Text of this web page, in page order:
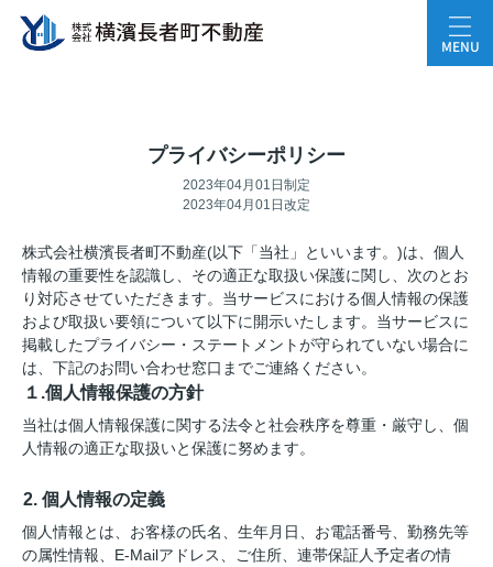
MENU
プライバシーポリシー
2023年04月01日制定
2023年04月01日改定
株式会社横濱長者町不動産(以下「当社」といいます。)は、個人
情報の重要性を認識し、その適正な取扱い保護に関し、次のとお
り対応させていただきます。当サービスにおける個人情報の保護
および取扱い要領について以下に開示いたします。当サービスに
掲載したプライバシー・ステートメントが守られていない場合に
は、下記のお問い合わせ窓口までご連絡ください。
１.個人情報保護の方針
当社は個人情報保護に関する法令と社会秩序を尊重・厳守し、個
人情報の適正な取扱いと保護に努めます。
2. 個人情報の定義
個人情報とは、お客様の氏名、生年月日、お電話番号、勤務先等
の属性情報、E-Mailアドレス、ご住所、連帯保証人予定者の情